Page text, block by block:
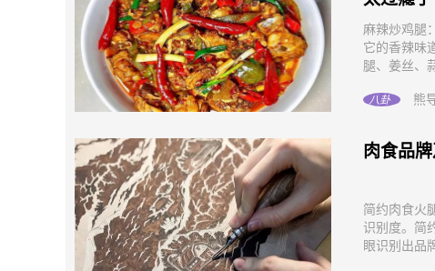
麻辣炒鸡腿
它的香辣味
腿、姜丝、
八卦 熊
肉食品
简约肉食火
识别度。简
眼识别出品